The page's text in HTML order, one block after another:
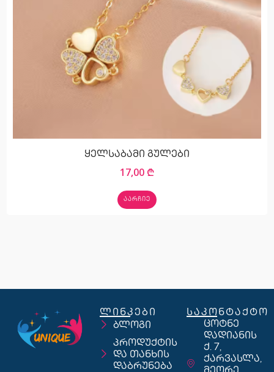
ყელსაბამი გულები
17,00 ₾
ᲐᲐᲠᲩᲘᲔ
ლინკები
ბლოგი
პროდუქტის
და თანხის
დაბრუნება
საკონტაქტო
ცოტნე
დადიანის
ქ. 7,
ქარვასლა,